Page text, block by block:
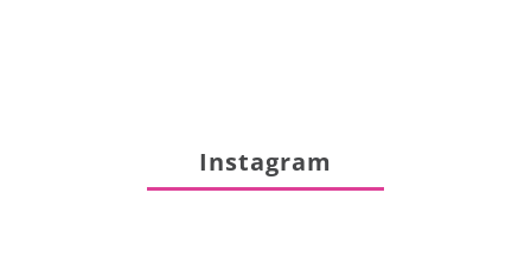
Instagram